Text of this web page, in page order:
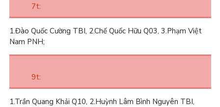
7t:
1.Đào Quốc Cường TBI, 2.Chế Quốc Hữu Q03, 3.Phạm Việt
Nam PNH;
9t:
1.Trần Quang Khải Q10, 2.Huỳnh Lâm Bình Nguyên TBI,